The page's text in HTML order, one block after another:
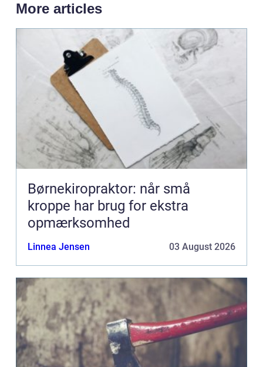
More articles
Børnekiropraktor: når små
kroppe har brug for ekstra
opmærksomhed
Linnea Jensen 03 August 2026